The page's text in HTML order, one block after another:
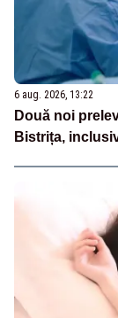
6 aug. 2026, 13:22
Două noi
Bistrița,